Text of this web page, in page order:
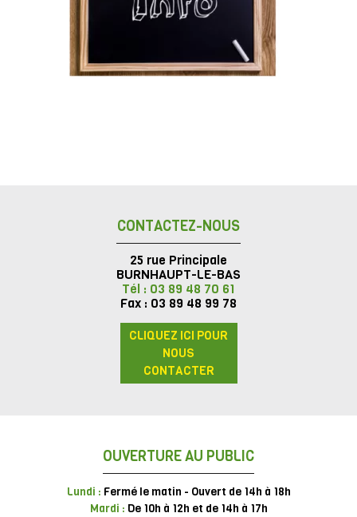
CONTACTEZ-NOUS
25 rue Principale
BURNHAUPT-LE-BAS
Tél : 03 89 48 70 61
Fax : 03 89 48 99 78
CLIQUEZ ICI POUR
NOUS
CONTACTER
OUVERTURE AU PUBLIC
Lundi : Fermé le matin - Ouvert de 14h à 18h
Mardi : De 10h à 12h et de 14h à 17h